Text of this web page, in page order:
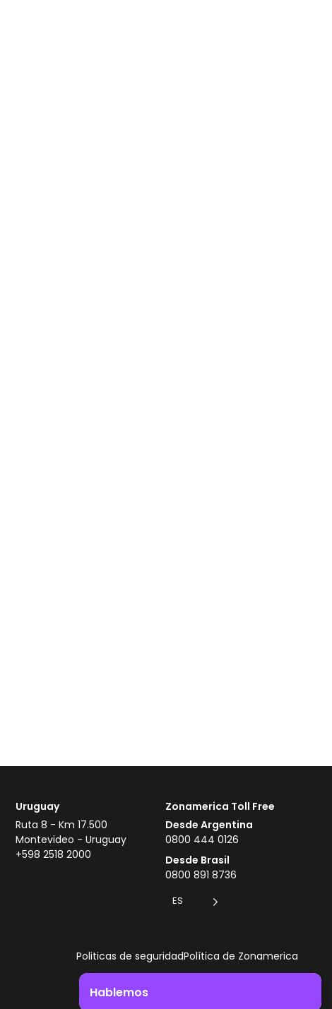
Uruguay
Ruta 8 - Km 17.500
Montevideo - Uruguay
+598 2518 2000
Zonamerica Toll Free
Desde Argentina
0800 444 0126
Desde Brasil
0800 891 8736
ES
Politicas de seguridadPolítica de Zonamerica
Hablemos